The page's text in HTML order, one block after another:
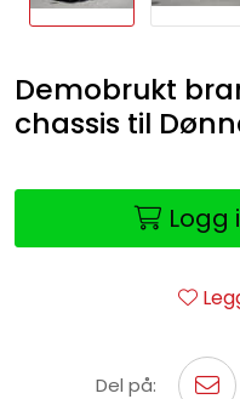
Demobrukt
chassis til
Logg
Del på: